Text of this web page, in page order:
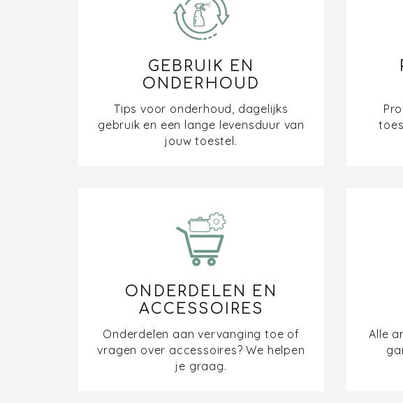
GEBRUIK EN
ONDERHOUD
Tips voor onderhoud, dagelijks
gebruik en een lange levensduur van
jouw toestel.
ONDERDELEN EN
ACCESSOIRES
Onderdelen aan vervanging toe of
vragen over accessoires? We helpen
je graag.
Alle